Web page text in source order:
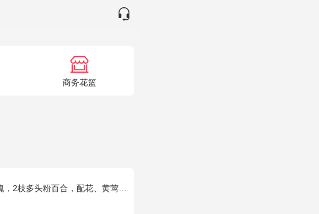
商务花篮
2枝多头粉百合，配花、黄莺搭配